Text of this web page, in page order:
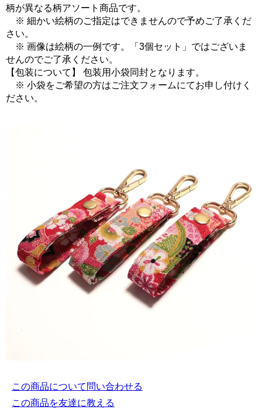
柄が異なる柄アソート商品です。
※ 細かい絵柄のご指定はできませんので予めご了承くだ
さい。
※ 画像は絵柄の一例です。「3個セット」ではございま
せんのでご了承ください。
【包装について】 包装用小袋同封となります。
※ 小袋をご希望の方はご注文フォームにてお申し付けく
ださい。
この商品について問い合わせる
この商品を友達に教える